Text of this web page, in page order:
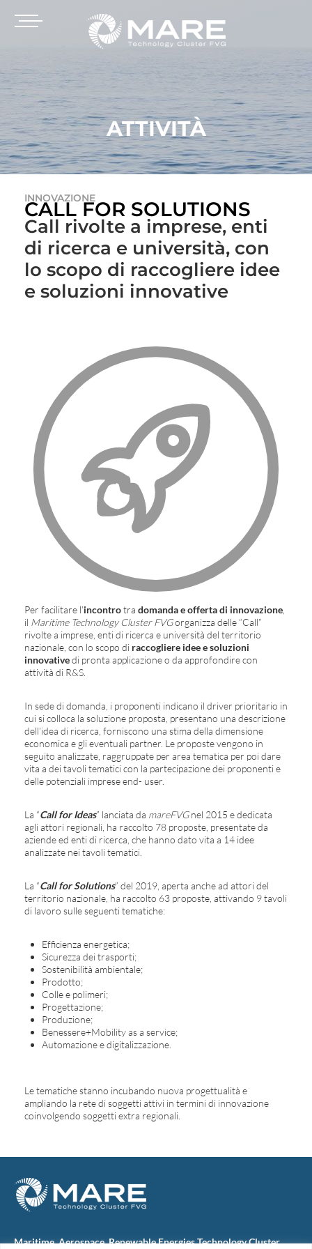
ATTIVITÀ
INNOVAZIONE
CALL FOR SOLUTIONS
Call rivolte a imprese, enti
di ricerca e università, con
lo scopo di raccogliere idee
e soluzioni innovative
Per facilitare l’incontrotra domanda e offerta di innovazione
il Maritime Technology Cluster FVGorganizza delle “Call”
rivolte a imprese, enti di ricerca e università del territorio
nazionale, con lo scopo di raccogliere idee e soluzioni
innovativedi pronta applicazione o da approfondire con
attività di R&S.
In sede di domanda, i proponenti indicano il driver prioritario in
cui si colloca la soluzione proposta, presentano una descrizione
dell’idea di ricerca, forniscono una stima della dimensione
economica e gli eventuali partner. Le proposte vengono in
seguito analizzate, raggruppate per area tematica per poi dare
vita a dei tavoli tematici con la partecipazione dei proponenti e
delle potenziali imprese end- user.
La “Call for Ideas” lanciata da mareFVGnel 2015 e dedicata
agli attori regionali, ha raccolto 78 proposte, presentate da
aziende ed enti di ricerca, che hanno dato vita a 14 idee
analizzate nei tavoli tematici.
La “Call for Solutions” del 2019, aperta anche ad attori del
territorio nazionale, ha raccolto 63 proposte, attivando 9 tavoli
di lavoro sulle seguenti tematiche:
Efficienza energetica;
Sicurezza dei trasporti;
Sostenibilità ambientale;
Prodotto;
Colle e polimeri;
Progettazione;
Produzione;
Benessere+Mobility as a service;
Automazione e digitalizzazione.
Le tematiche stanno incubando nuova progettualità e
ampliando la rete di soggetti attivi in termini di innovazione
coinvolgendo soggetti extra regionali.
Maritime, Aerospace, Renewable Energies Technology Cluster